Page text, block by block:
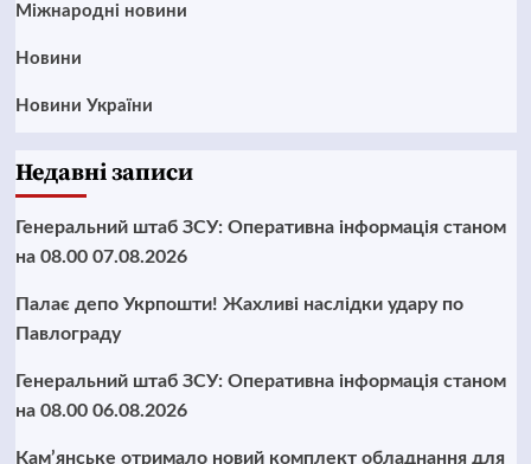
Міжнародні новини
Новини
Новини України
Недавні записи
Генеральний штаб ЗСУ: Оперативна інформація станом
на 08.00 07.08.2026
Палає депо Укрпошти! Жахливі наслідки удару по
Павлограду
Генеральний штаб ЗСУ: Оперативна інформація станом
на 08.00 06.08.2026
Кам’янське отримало новий комплект обладнання для